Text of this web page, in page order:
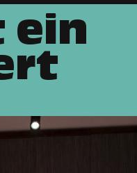
ein